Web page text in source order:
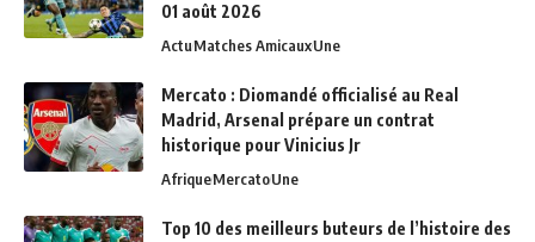
01 août 2026
ActuMatches AmicauxUne
Mercato : Diomandé officialisé au Real
Madrid, Arsenal prépare un contrat
historique pour Vinicius Jr
AfriqueMercatoUne
Top 10 des meilleurs buteurs de l’histoire des